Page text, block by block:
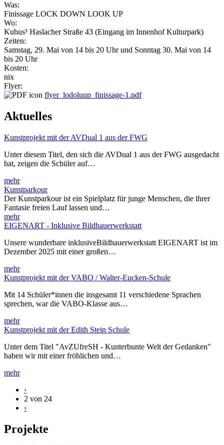
Was:
Finissage LOCK DOWN LOOK UP
Wo:
Kubus³ Haslacher Straße 43 (Eingang im Innenhof Kulturpark)
Zeiten:
Samstag, 29. Mai von 14 bis 20 Uhr und Sonntag 30. Mai von 14
bis 20 Uhr
Kosten:
nix
Flyer:
flyer_lodoluup_finissage-1.pdf
Aktuelles
Kunstprojekt mit der AVDual 1 aus der FWG
Unter diesem Titel, den sich die AVDual 1 aus der FWG ausgedacht
hat, zeigen die Schüler auf…
mehr
Kunstparkour
Der Kunstparkour ist ein Spielplatz für junge Menschen, die ihrer
Fantasie freien Lauf lassen und…
mehr
EIGENART - Inklusive Bildhauerwerkstatt
Unsere wunderbare inklusiveBildhauerwerkstatt EIGENART ist im
Dezember 2025 mit einer großen…
mehr
Kunstprojekt mit der VABO / Walter-Eucken-Schule
Mit 14 Schüler*innen die insgesamt 11 verschiedene Sprachen
sprechen, war die VABO-Klasse aus…
mehr
Kunstprojekt mit der Edith Stein Schule
Unter dem Titel "AvZUfreSH - Kunterbunte Welt der Gedanken"
haben wir mit einer fröhlichen und…
mehr
‹
2 von 24
›
Projekte